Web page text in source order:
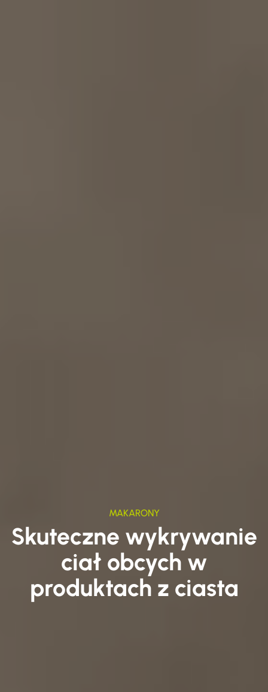
MAKARONY
Skuteczne wykrywanie
ciał obcych w
produktach z ciasta